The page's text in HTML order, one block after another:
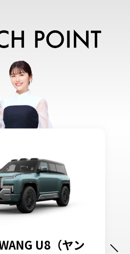
U8（ヤン